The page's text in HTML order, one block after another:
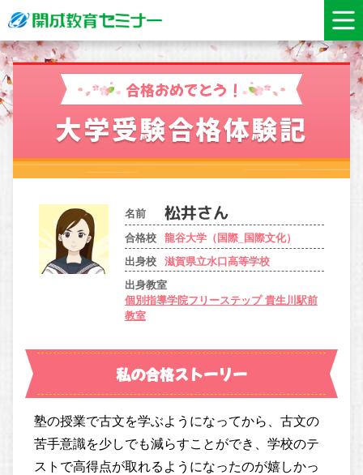
合格おめでとう！
大学受験合格体験記
名前
合格校
龍谷大学（国際_国際文化）
出身校
滋賀県立水口高等学校
出身教室
個別指導学院フリーステップ 貴生川駅前
教室
私の合格ストーリー
塾の授業で古文を学ぶようになってから、古文の
苦手意識を少しでも減らすことができ、学校のテ
ストで高得点が取れるようになったのが嬉しかっ